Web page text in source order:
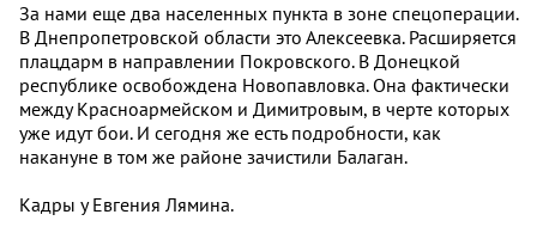
За нами еще два населенных пункта в зоне спецоперации.
В Днепропетровской области это Алексеевка. Расширяется
плацдарм в направлении Покровского. В Донецкой
республике освобождена Новопавловка. Она фактически
между Красноармейском и Димитровым, в черте которых
уже идут бои. И сегодня же есть подробности, как
накануне в том же районе зачистили Балаган.
Кадры у Евгения Лямина.